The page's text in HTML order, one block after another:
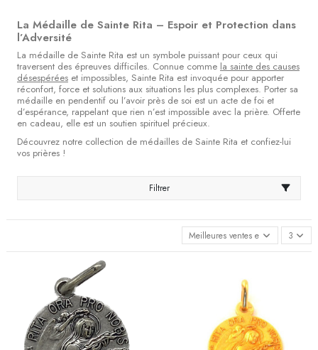
La Médaille de Sainte Rita – Espoir et Protection dans
l’Adversité
La médaille de Sainte Rita est un symbole puissant pour ceux qui
traversent des épreuves difficiles. Connue comme la sainte des causes
désespérées et impossibles, Sainte Rita est invoquée pour apporter
réconfort, force et solutions aux situations les plus complexes. Porter sa
médaille en pendentif ou l’avoir près de soi est un acte de foi et
d’espérance, rappelant que rien n’est impossible avec la prière. Offerte
en cadeau, elle est un soutien spirituel précieux.
Découvrez notre collection de médailles de Sainte Rita et confiez-lui
vos prières !
Filtrer
Meilleures ventes en premier
3